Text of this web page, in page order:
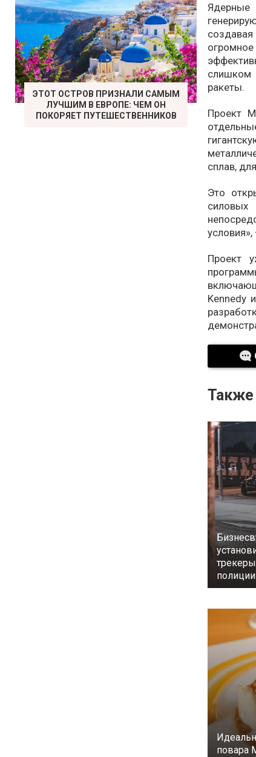
слишком
ракеты.
Проект
сплав,
Это
Проект
Kennedy
Также
полиции
повара
ЭТОТ ОСТРОВ ПРИЗНАЛИ САМЫМ
ЛУЧШИМ В ЕВРОПЕ: ЧЕМ ОН
ПОКОРЯЕТ ПУТЕШЕСТВЕННИКОВ